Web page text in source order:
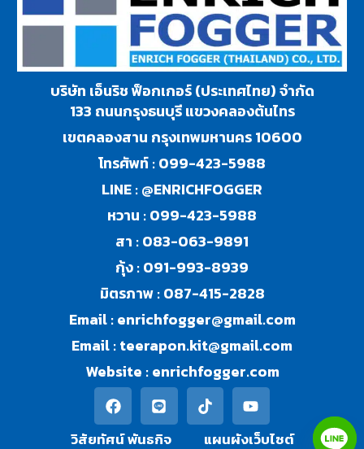
บริษัท เอ็นริช ฟ็อกเกอร์ (ประเทศไทย) จำกัด
133 ถนนกรุงธนบุรี แขวงคลองต้นไทร
เขตคลองสาน กรุงเทพมหานคร 10600
โทรศัพท์ :099-423-5988
LINE :@ENRICHFOGGER
หวาน :099-423-5988
สา :083-063-9891
กุ้ง :091-993-8939
มิตรภาพ :087-415-2828
Email :enrichfogger@gmail.com
Email :teerapon.kit@gmail.com
Website :enrichfogger.com
วิสัยทัศน์ พันธกิจ​ แผนผังเว็บไซต์